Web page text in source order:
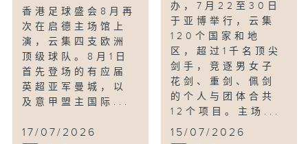
香港足球盛会8月再
次在启德主场馆上
演，云集四支欧洲
顶级球队。8月1日
首先登场的有应届
英超亚军曼城，以
及意甲盟主国际...
17/07/2026
办，7月22至30日
于亚博举行，云集
120个国家和地
区，超过1千名顶尖
剑手，竞逐男女子
花剑、重剑、佩剑
的个人与团体合共
12个项目。主场...
15/07/2026